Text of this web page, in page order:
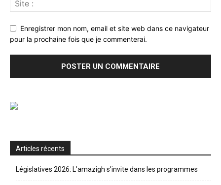
Enregistrer mon nom, email et site web dans ce navigateur
pour la prochaine fois que je commenterai.
Articles récents
Législatives 2026: L’amazigh s’invite dans les programmes